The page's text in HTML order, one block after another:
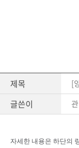
제목 [
글쓴이
자세한 내용은 하단의